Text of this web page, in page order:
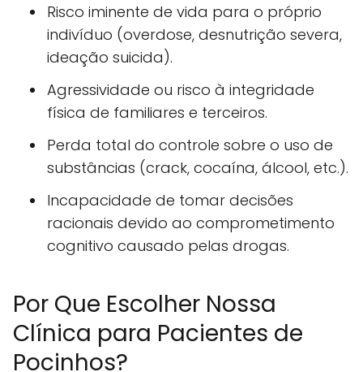
Risco iminente de vida para o próprio
indivíduo (overdose, desnutrição severa,
ideação suicida).
Agressividade ou risco à integridade
física de familiares e terceiros.
Perda total do controle sobre o uso de
substâncias (crack, cocaína, álcool, etc.).
Incapacidade de tomar decisões
racionais devido ao comprometimento
cognitivo causado pelas drogas.
Por Que Escolher Nossa
Clínica para Pacientes de
Pocinhos?